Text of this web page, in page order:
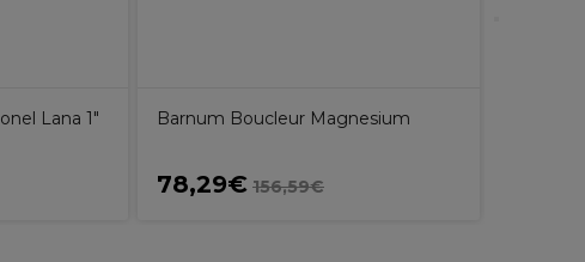
Lana 1" Barnum Boucleur Magnesium
78,29€ 156,59€